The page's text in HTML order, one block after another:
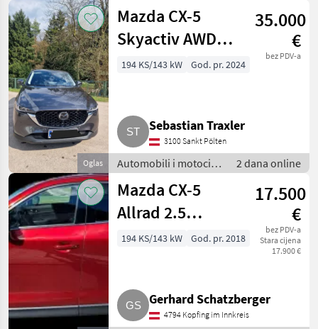
Kategorija 1 Država Filtri
TRENUTNA
STAZA
Mazda
ODABERITE
KATEGORIJU
Auto, kamion, moped
MARKETPLACE
Marketplace
Ponude
trgovaca oglasi
Poništi
Prikaži 6
rezultata
Oglas
Mazda CX-5
Skyactiv AWD
Exclusive
35.000
€
bez PDV-a
194 KS/143 kW God. pr. 2024
Sebastian Traxler
3100 Sankt Pölten
Automobili i motocikli
/ Limuzine
2 dana online
Mazda CX-5
Allrad 2.5
SKYACTIV-G 194
17.500
€
bez PDV-a
Stara cijena
17.900 €
194 KS/143 kW God. pr. 2018
Gerhard Schatzberger
4794 Kopfing im Innkreis